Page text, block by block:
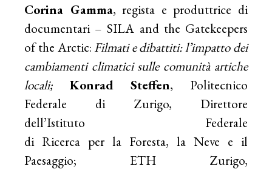
Corina Gamma, regista e produttrice di
documentari – SILA and the Gatekeepers
of the Arctic: Filmati e dibattiti: l’impatto dei
cambiamenti climatici sulle comunità artiche
locali;
Konrad Steffen, Politecnico
Federale di Zurigo, Direttore
dell’Istituto Federale
di Ricerca per la Foresta, la Neve e il
Paesaggio; ETH Zurigo,